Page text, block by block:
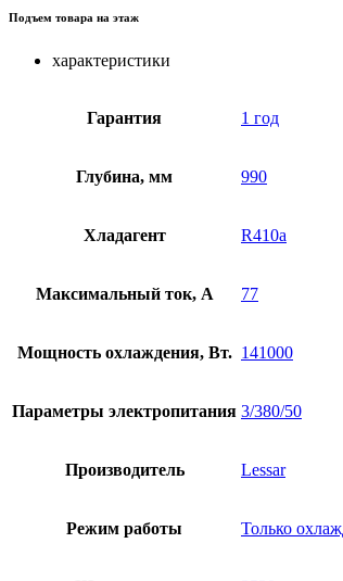
Подъем товара на этаж
характеристики
Гарантия 1 год
Глубина, мм 990
Хладагент R410a
Максимальный ток, А 77
Мощность охлаждения, Вт. 141000
Параметры электропитания 3/380/50
Производитель Lessar
Режим работы Только